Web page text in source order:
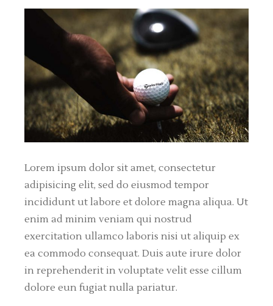
Lorem ipsum dolor sit amet, consectetur
adipisicing elit, sed do eiusmod tempor
incididunt ut labore et dolore magna aliqua. Ut
enim ad minim veniam qui nostrud
exercitation ullamco laboris nisi ut aliquip ex
ea commodo consequat. Duis aute irure dolor
in reprehenderit in voluptate velit esse cillum
dolore eun fugiat nulla pariatur.